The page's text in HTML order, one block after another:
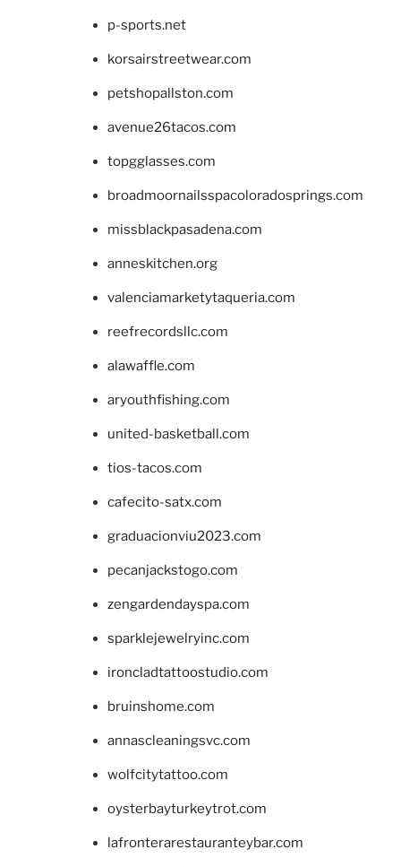
p-sports.net
korsairstreetwear.com
petshopallston.com
avenue26tacos.com
topgglasses.com
broadmoornailsspacoloradosprings.com
missblackpasadena.com
anneskitchen.org
valenciamarketytaqueria.com
reefrecordsllc.com
alawaffle.com
aryouthfishing.com
united-basketball.com
tios-tacos.com
cafecito-satx.com
graduacionviu2023.com
pecanjackstogo.com
zengardendayspa.com
sparklejewelryinc.com
ironcladtattoostudio.com
bruinshome.com
annascleaningsvc.com
wolfcitytattoo.com
oysterbayturkeytrot.com
lafronterarestauranteybar.com